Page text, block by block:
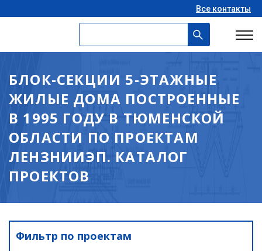
Все контакты
БЛОК-СЕКЦИИ 5-ЭТАЖНЫЕ
ЖИЛЫЕ ДОМА ПОСТРОЕННЫЕ
В 1995 ГОДУ В ТЮМЕНСКОЙ
ОБЛАСТИ ПО ПРОЕКТАМ
ЛЕНЗНИИЭП. КАТАЛОГ
ПРОЕКТОВ
Фильтр по проектам